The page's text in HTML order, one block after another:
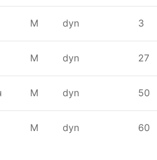
М dyn 3
М dyn 27
М dyn 50
М dyn 60